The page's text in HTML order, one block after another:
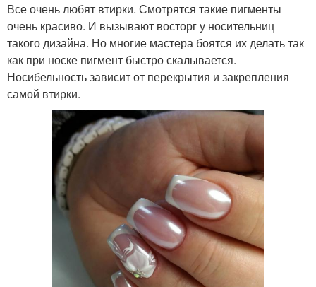
Все очень любят втирки. Смотрятся такие пигменты
очень красиво. И вызывают восторг у носительниц
такого дизайна. Но многие мастера боятся их делать так
как при носке пигмент быстро скалывается.
Носибельность зависит от перекрытия и закрепления
самой втирки.